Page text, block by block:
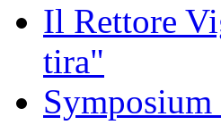
Il Rettore
tira"